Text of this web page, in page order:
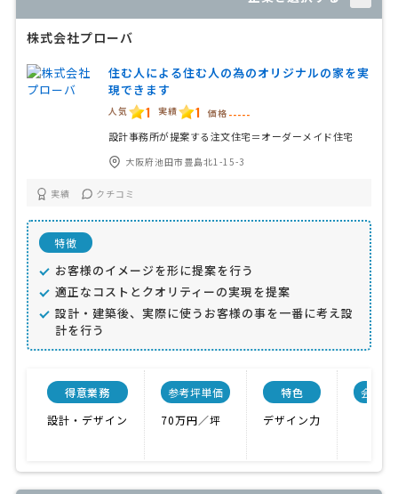
株式会社プローバ
住む人による住む人の為のオリジナルの家を実
現できます
人気 1 実績 1 価格 -----
設計事務所が提案する注文住宅＝オーダーメイド住宅
大阪府池田市豊島北1-15-3
実績 クチコミ
特徴
お客様のイメージを形に提案を行う
適正なコストとクオリティーの実現を提案
設計・建築後、実際に使うお客様の事を一番に考え設
計を行う
得意業務
設計・デザイン
参考坪単価
70万円／坪
特色
デザイン力
会社規